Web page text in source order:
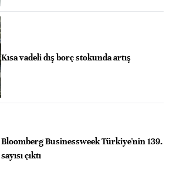
Kısa vadeli dış borç stokunda artış
Bloomberg Businessweek Türkiye'nin 139.
sayısı çıktı